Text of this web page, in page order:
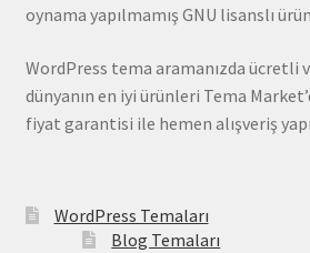
oynama yapılmamış GNU lisanslı
WordPress tema aramanızda ücretli
dünyanın en iyi ürünleri Tema
fiyat garantisi ile hemen alışveriş
WordPress Temaları
Blog Temaları